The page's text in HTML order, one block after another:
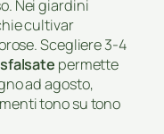
Nei giardini
cultivar
Scegliere 3-4
permette
ad agosto,
tono su tono